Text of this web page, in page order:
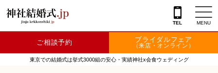
TEL MENU
神社を探す
会場を探す
ご相談予約 ブライダルフェア
（来店・オンライン）
東京での結婚式は挙式3000組の安心・実績神社x会食ウェディング